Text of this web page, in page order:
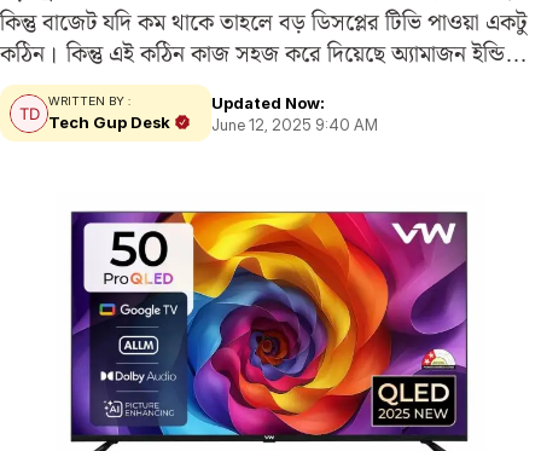
কিন্তু বাজেট যদি কম থাকে তাহলে বড় ডিসপ্লের টিভি পাওয়া একটু
কঠিন। কিন্তু এই কঠিন কাজ সহজ করে দিয়েছে অ্যামাজন ইন্ডিয়া।
এই ই-কমার্স সাইটে এমন কয়েকটি Smart TV পাওয়া যাচ্ছে,
যেগুলো…
WRITTEN BY :
Tech Gup Desk
Updated Now:
June 12, 2025 9:40 AM